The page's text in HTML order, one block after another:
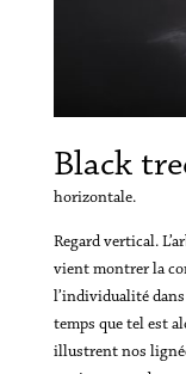
Black
horizontale.
Regard vertical.
vient montrer la
l’individualité
temps que tel est
illustrent nos